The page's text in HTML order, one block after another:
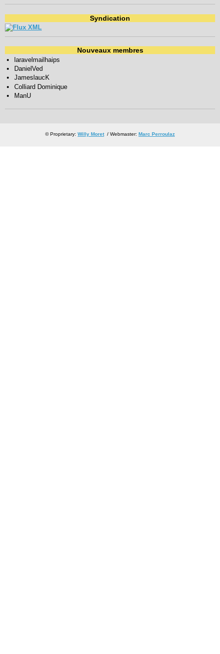
Syndication
Nouveaux membres
laravelmailhaips
DanielVed
JameslaucK
Colliard Dominique
ManU
© Proprietary: Willy Moret/ Webmaster: Marc Perroulaz